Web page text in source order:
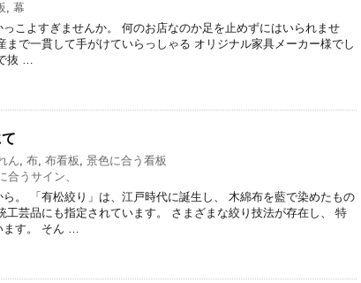
, 幕
こよすぎませんか。 何のお店なのか足を止めずにはいられませ
まで一貫して手がけていらっしゃる オリジナル家具メーカー様でし
抜 …
ん, 布, 布看板, 景色に合う看板
合うサイン、
。 「有松絞り」は、江戸時代に誕生し、 木綿布を藍で染めたもの
工芸品にも指定されています。 さまざまな絞り技法が存在し、 特
ます。 そん …